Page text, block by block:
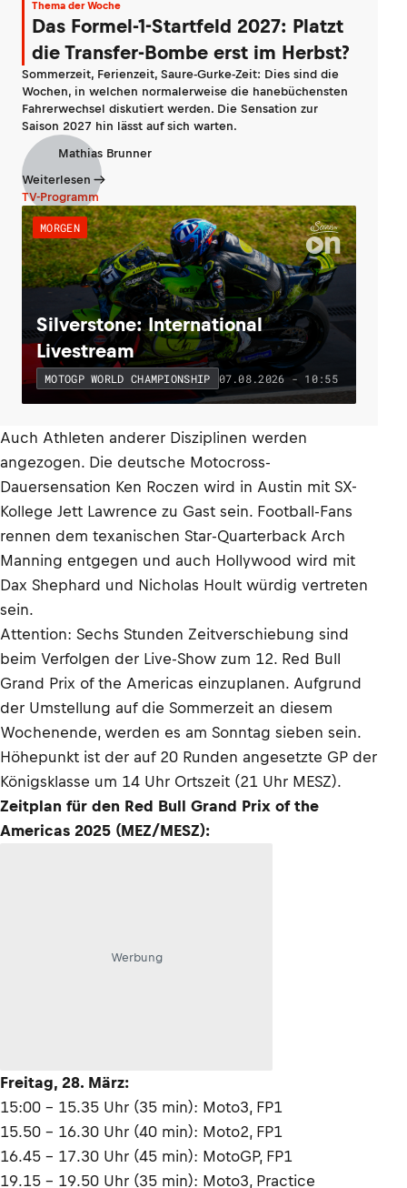
Thema der Woche
Das Formel-1-Startfeld 2027: Platzt
die Transfer-Bombe erst im Herbst?
Sommerzeit, Ferienzeit, Saure-Gurke-Zeit: Dies sind die
Wochen, in welchen normalerweise die hanebüchensten
Fahrerwechsel diskutiert werden. Die Sensation zur
Saison 2027 hin lässt auf sich warten.
Mathias Brunner
Weiterlesen
TV-Programm
MORGEN
Silverstone: International
Livestream
MOTOGP WORLD CHAMPIONSHIP 07.08.2026 - 10:55
Auch Athleten anderer Disziplinen werden
angezogen. Die deutsche Motocross-
Dauersensation Ken Roczen wird in Austin mit SX-
Kollege Jett Lawrence zu Gast sein. Football-Fans
rennen dem texanischen Star-Quarterback Arch
Manning entgegen und auch Hollywood wird mit
Dax Shephard und Nicholas Hoult würdig vertreten
sein.
Attention: Sechs Stunden Zeitverschiebung sind
beim Verfolgen der Live-Show zum 12. Red Bull
Grand Prix of the Americas einzuplanen. Aufgrund
der Umstellung auf die Sommerzeit an diesem
Wochenende, werden es am Sonntag sieben sein.
Höhepunkt ist der auf 20 Runden angesetzte GP der
Königsklasse um 14 Uhr Ortszeit (21 Uhr MESZ).
Zeitplan für den Red Bull Grand Prix of the
Americas 2025 (MEZ/MESZ):
Werbung
Freitag, 28. März:
15:00 – 15.35 Uhr (35 min): Moto3, FP1
15.50 – 16.30 Uhr (40 min): Moto2, FP1
16.45 – 17.30 Uhr (45 min): MotoGP, FP1
19.15 – 19.50 Uhr (35 min): Moto3, Practice